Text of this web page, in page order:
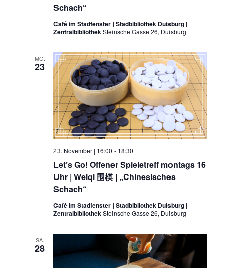
Schach“
Café im Stadfenster | Stadbibliothek Duisburg |
ZentralbibliothekSteinsche Gasse 26, Duisburg
MO.
23
Let’s Go! Offener Spieletreff montags 16
Uhr | Weiqi 围棋 | „Chinesisches
Schach“
23. November | 16:00 - 18:30
Café im Stadfenster | Stadbibliothek Duisburg |
ZentralbibliothekSteinsche Gasse 26, Duisburg
SA.
28